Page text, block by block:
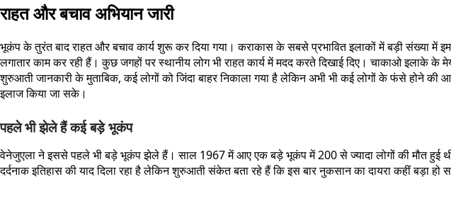
राहत और बचाव अभियान जारी
भूकंप के तुरंत बाद राहत और बचाव कार्य शुरू कर दिया गया। कराकास के सबसे प्रभावित इलाकों में बड़ी संख्या में
लगातार काम कर रही हैं। कुछ जगहों पर स्थानीय लोग भी राहत कार्य में मदद करते दिखाई दिए। चाकाओ इलाके
शुरुआती जानकारी के मुताबिक, कई लोगों को जिंदा बाहर निकाला गया है लेकिन अभी भी कई लोगों के फंसे होने
इलाज किया जा सके।
पहले भी झेले हैं कई बड़े भूकंप
वेनेजुएला ने इससे पहले भी बड़े भूकंप झेले हैं। साल 1967 में आए एक बड़े भूकंप में 200 से ज्यादा लोगों की मौत हुई
दर्दनाक इतिहास की याद दिला रहा है लेकिन शुरुआती संकेत बता रहे हैं कि इस बार नुकसान का दायरा कहीं बड़ा हो